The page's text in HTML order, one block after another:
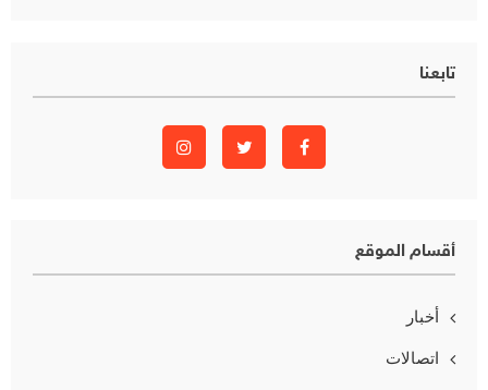
تابعنا
أقسام الموقع
أخبار
اتصالات